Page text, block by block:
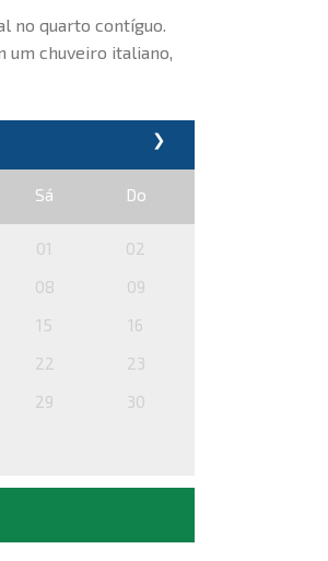
no quarto contíguo.
um chuveiro italiano,
❯
Sá Do
01
02
08
09
15
16
22
23
29
30